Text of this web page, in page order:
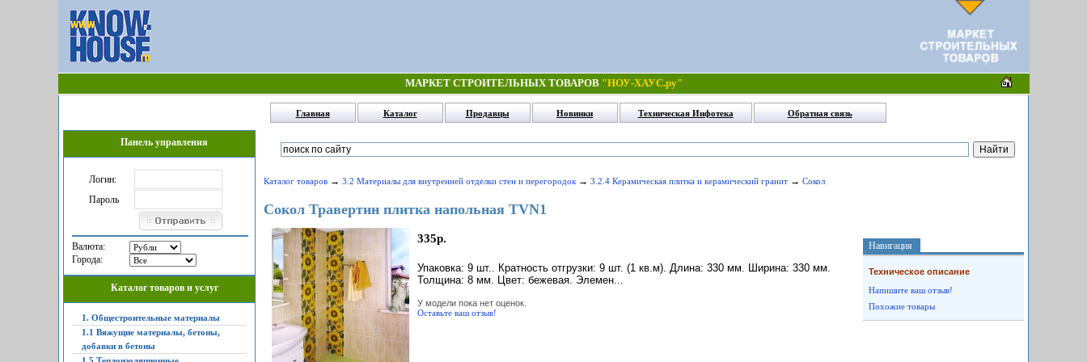
МАРКЕТ СТРОИТЕЛЬНЫХ ТОВАРОВ "НОУ-ХАУС.ру"
Главная Каталог Продавцы Новинки Техническая Инфотека Обратная связь
Панель управления
Логин:
Пароль
Валюта:
Города:
Каталог товаров и услуг
1. Общестроительные материалы
1.1 Вяжущие материалы, бетоны,
добавки в бетоны
Каталог товаров → 3.2 Материалы для внутренней отделки стен и перегородок→ 3.2.4 Керамическая плитка и керамический гранит → Сокол
Сокол Травертин плитка напольная TVN1
335р.
Упаковка: 9 шт.. Кратность отгрузки: 9 шт. (1 кв.м). Длина: 330 мм. Ширина: 330 мм.
Толщина: 8 мм. Цвет: бежевая. Элемен...
У модели пока нет оценок.
Оставьте ваш отзыв!
Навигация
Техническое описание
Напишите ваш отзыв!
Похожие товары